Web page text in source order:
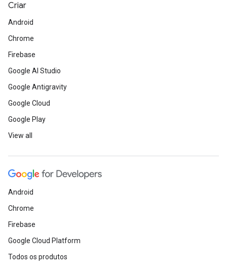
Criar
Android
Chrome
Firebase
Google AI Studio
Google Antigravity
Google Cloud
Google Play
View all
Android
Chrome
Firebase
Google Cloud Platform
Todos os produtos